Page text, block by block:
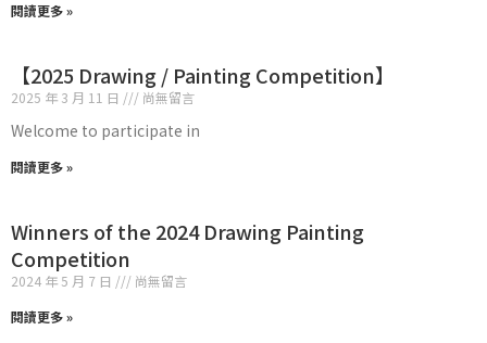
閱讀更多 »
【2025 Drawing / Painting Competition】
2025 年 3 月 11 日 尚無留言
Welcome to participate in
閱讀更多 »
Winners of the 2024 Drawing Painting
Competition
2024 年 5 月 7 日
尚無留言
閱讀更多 »